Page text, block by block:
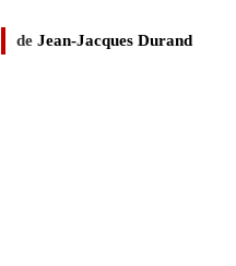
de Jean-Jacques Durand